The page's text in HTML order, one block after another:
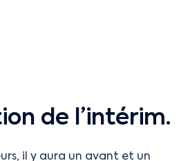
de l’intérim.
il y aura un avant et un